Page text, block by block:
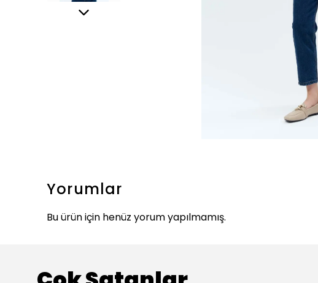
Yorumlar
Bu ürün için henüz yorum yapılmamış.